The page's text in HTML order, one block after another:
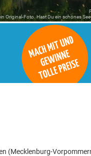
Original-Foto. Hast Du ein schönes
(Mecklenburg-